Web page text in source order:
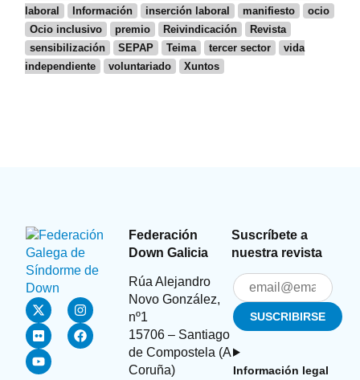
laboral
Información inserción laboral manifiesto
ocio
Ocio inclusivo
premio Reivindicación
Revista
sensibilización
SEPAP Teima tercer sector
vida
independiente
voluntariado Xuntos
Federación
Down Galicia
Rúa Alejandro
Novo González,
nº1
15706 – Santiago
de Compostela (A
Coruña)
Suscríbete a
nuestra revista
Información legal